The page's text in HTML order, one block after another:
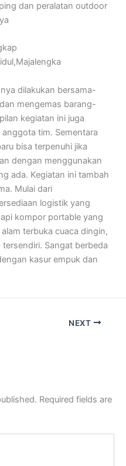
dan peralatan outdoor
dilakukan bersama-
mengemas barang-
kegiatan ini juga
tim. Sementara
bisa terpenuhi jika
dengan menggunakan
ada. Kegiatan ini tambah
Mulai dari
logistik yang
kompor portable yang
terbuka cuaca dingin,
Sangat berbeda
kasur empuk dan
NEXT
Required fields are